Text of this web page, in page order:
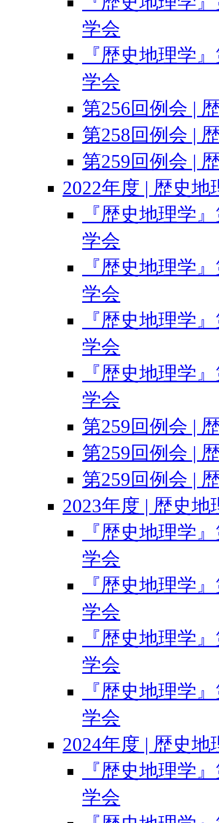
学会
『歴史地理学
学会
第256回例会 |
第258回例会 |
第259回例会 |
2022年度 | 歴史地
『歴史地理学
学会
『歴史地理学
学会
『歴史地理学
学会
『歴史地理学
学会
第259回例会 |
第259回例会 |
第259回例会 |
2023年度 | 歴史地
『歴史地理学
学会
『歴史地理学
学会
『歴史地理学
学会
『歴史地理学
学会
2024年度 | 歴史地
『歴史地理学
学会